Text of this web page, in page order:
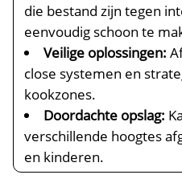
die bestand zijn tegen
eenvoudig schoon te
Veilige oplossingen:
close systemen en
kookzones.​
Doordachte opslag:
verschillende hoogtes
en kinderen.​